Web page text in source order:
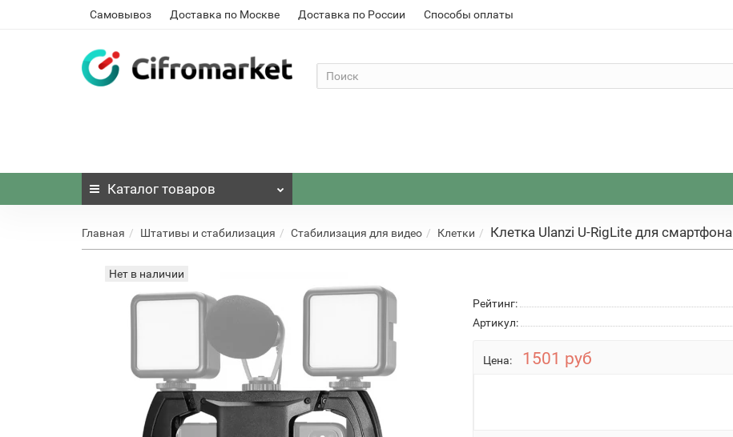
Самовывоз Доставка по Москве Доставка по России Способы оплаты
Каталог товаров
Главная Штативы и стабилизация Стабилизация для видео Клетки Клетка Ulanzi U-RigLite для смартфона
Нет в наличии
Рейтинг:
Артикул:
Цена: 1501 руб